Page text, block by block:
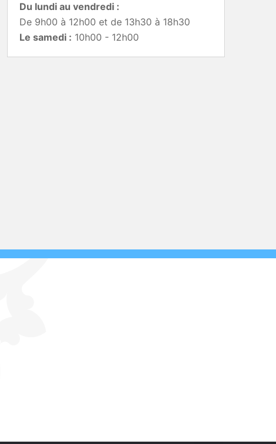
Du lundi au vendredi :
De 9h00 à 12h00 et de 13h30 à 18h30
Le samedi : 10h00 - 12h00